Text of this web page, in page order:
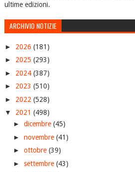
ultime edizioni.
ARCHIVIO NOTIZIE
► 2026 (181)
► 2025 (293)
► 2024 (387)
► 2023 (510)
► 2022 (528)
▼ 2021 (498)
► dicembre (45)
► novembre (41)
► ottobre (39)
► settembre (43)